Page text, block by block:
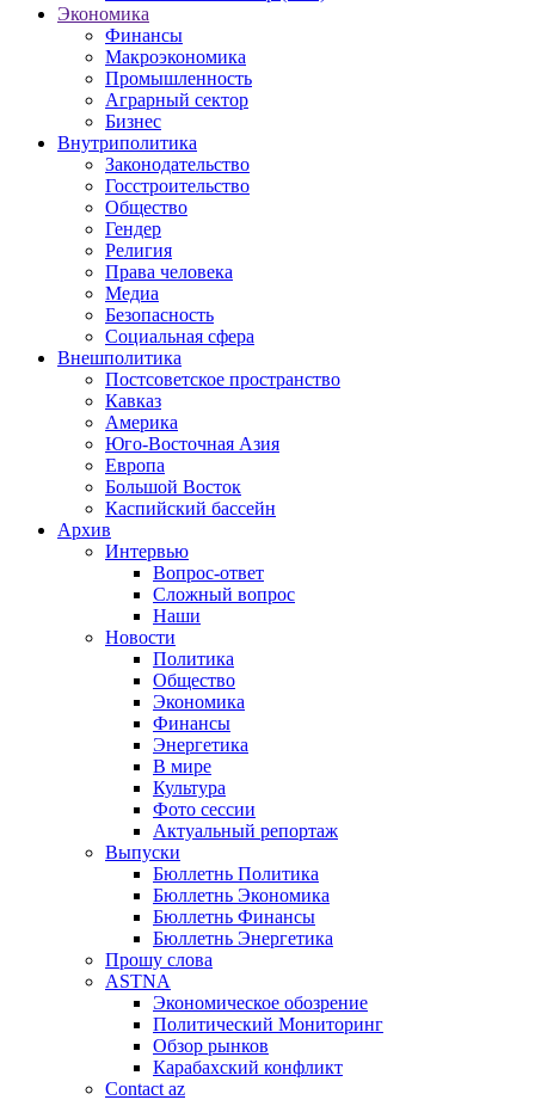
Экономика
Финансы
Макроэкономика
Промышленность
Аграрный сектор
Бизнес
Внутриполитика
Законодательство
Госстроительство
Общество
Гендер
Религия
Права человека
Медиа
Безопасность
Социальная сфера
Внешполитика
Постсоветское пространство
Кавказ
Америка
Юго-Восточная Азия
Европа
Большой Восток
Каспийский бассейн
Архив
Интервью
Вопрос-ответ
Сложный вопрос
Наши
Новости
Политика
Общество
Экономика
Финансы
Энергетика
В мире
Культура
Фото сессии
Актуальный репортаж
Выпуски
Бюллетнь Политика
Бюллетнь Экономика
Бюллетнь Финансы
Бюллетнь Энергетика
Прошу слова
ASTNA
Экономическое обозрение
Политический Мониторинг
Обзор рынков
Карабахский конфликт
Contact az